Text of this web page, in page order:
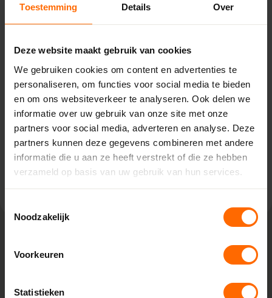
Toestemming Details Over
Deze website maakt gebruik van cookies
We gebruiken cookies om content en advertenties te
personaliseren, om functies voor social media te bieden
en om ons websiteverkeer te analyseren. Ook delen we
informatie over uw gebruik van onze site met onze
partners voor social media, adverteren en analyse. Deze
partners kunnen deze gegevens combineren met andere
informatie die u aan ze heeft verstrekt of die ze hebben
verzameld op basis van uw gebruik van hun services.
Noodzakelijk
Voorkeuren
Statistieken
Pick-up point
Zeist – Van Houwelingen
de la Reylaan 34,
3707 TM Zeist
0513335000
zeist@skodora.nl
Bekijk vestiging info
Lokaal geproduceerd in onze eigen
Skodora maakt kunststof kozijnen bestellen eenvoudig.